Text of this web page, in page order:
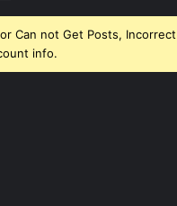
Can not Get Posts, Incorrect
info.